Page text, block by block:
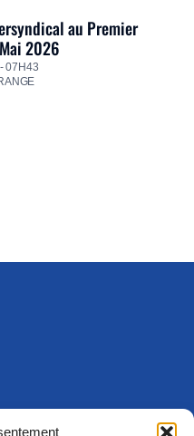
au Premier
2026
07H43
Cedex 15